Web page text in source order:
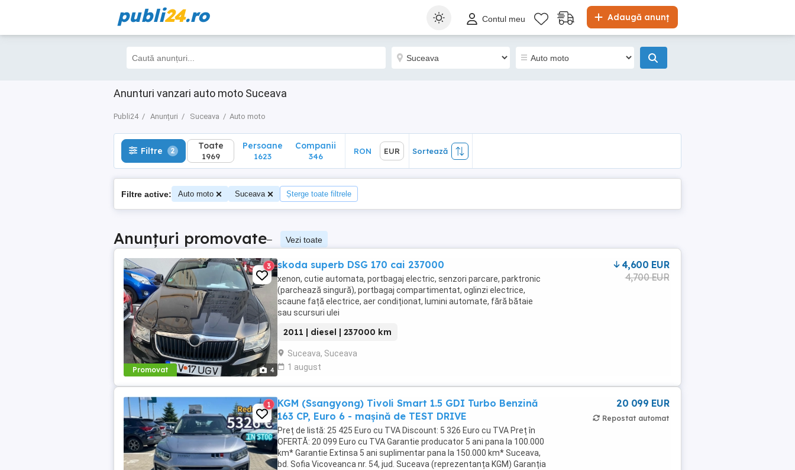
publi24.ro Adaugă anunț
Contul meu
Anunturi vanzari auto moto Suceava
Publi24 Anunțuri Suceava Auto moto
Filtre 2 Toate
1969
Sortează
Filtre 2 Toate
1969
Persoane
1623
Companii
346
RON EUR Sortează
Filtre active: Auto moto Suceava Șterge toate filtrele
Anunțuri promovate– Vezi toate
Promovat 4
3 skoda superb DSG 170 cai 237000
xenon, cutie automata, portbagaj electric, senzori parcare, parktronic
(parchează singură), portbagaj compartimentat, oglinzi electrice,
scaune față electrice, aer condiționat, lumini automate, fără bătaie
sau scursuri ulei
2011 | diesel | 237000 km
Suceava, Suceava
1 august
4,600 EUR
4,700 EUR
1
KGM (Ssangyong) Tivoli Smart 1.5 GDI Turbo Benzină
163 CP, Euro 6 - mașină de TEST DRIVE
Preț de listă: 25 425 Euro cu TVA Discount: 5 326 Euro cu TVA Preț în
OFERTĂ: 20 099 Euro cu TVA Garantie producator 5 ani pana la 100.000
km* Garantie Extinsa 5 ani suplimentar pana la 150.000 km* Suceava,
bd. Sofia Vicoveanca nr. 54, jud. Suceava (reprezentanța KGM) Garanția
20 099 EUR
Repostat automat